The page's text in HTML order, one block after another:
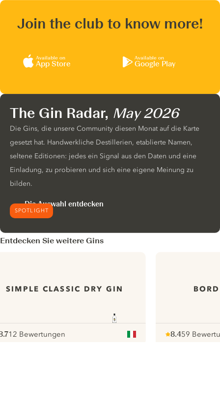
Join the club to know more!
Available on
App Store
Available on
Google Play
SPOTLIGHT
The Gin Radar, May 2026
Die Gins, die unsere Community diesen Monat auf die Karte
gesetzt hat. Handwerkliche Destillerien, etablierte Namen,
seltene Editionen: jedes ein Signal aus den Daten und eine
Einladung, zu probieren und sich eine eigene Meinung zu
bilden.
Die Auswahl entdecken
Entdecken Sie weitere Gins
SIMPLE CLASSIC DRY GIN
12 Bewertungen
8.459